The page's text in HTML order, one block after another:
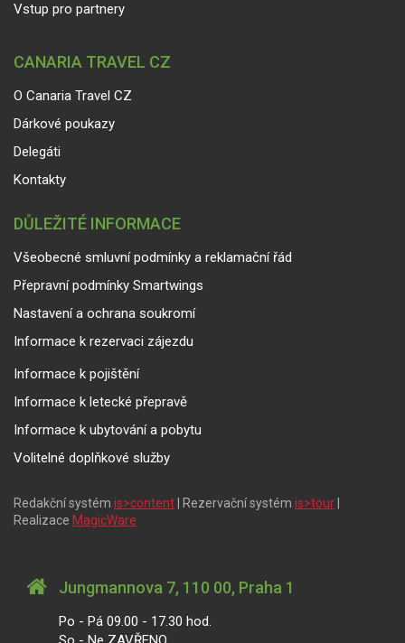
Vstup pro partnery
CANARIA TRAVEL CZ
O Canaria Travel CZ
Dárkové poukazy
Delegáti
Kontakty
DŮLEŽITÉ INFORMACE
Všeobecné smluvní podmínky a reklamační řád
Přepravní podmínky Smartwings
Nastavení a ochrana soukromí
Informace k rezervaci zájezdu
Informace k pojištění
Informace k letecké přepravě
Informace k ubytování a pobytu
Volitelné doplňkové služby
Redakční systém is>content | Rezervační systém is>tour
Realizace MagicWare
Jungmannova 7, 110 00, Praha 1
Po - Pá 09.00 - 17.30 hod.